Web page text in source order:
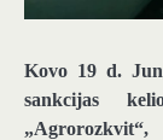
Kovo 19 d.
sankcijas